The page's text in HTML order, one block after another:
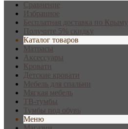
Сравнение
Избранное
Бесплатная доставка по Крыму
Получите 5% скидку
Каталог товаров
Матрасы
Аксессуары
Кровати
Детские кровати
Мебель для спальни
Мягкая мебель
ТВ-тумбы
Тумбы под обувь
Меню